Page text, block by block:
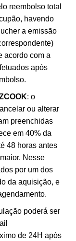
reembolso total
havendo
a emissão
acordo com a
após
: o
ou alterar
preenchidas
em 40% da
48 horas antes
Nesse
por um dos
da aquisição, e
poderá ser
de 24H após